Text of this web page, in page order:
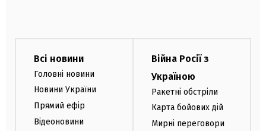
Всі новини
Головні новини
Новини України
Прямий ефір
Відеоновини
Війна Росії з
Україною
Ракетні обстріли
Карта бойових дій
Мирні переговори